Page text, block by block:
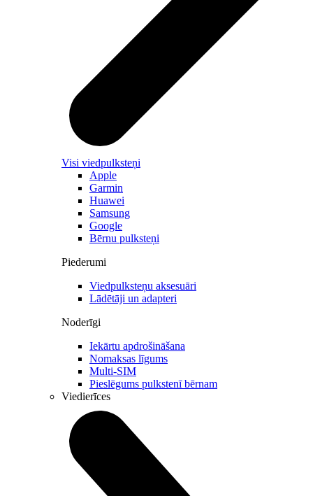
Visi viedpulksteņi
Apple
Garmin
Huawei
Samsung
Google
Bērnu pulksteņi
Piederumi
Viedpulksteņu aksesuāri
Lādētāji un adapteri
Noderīgi
Iekārtu apdrošināšana
Nomaksas līgums
Multi-SIM
Pieslēgums pulkstenī bērnam
Viedierīces